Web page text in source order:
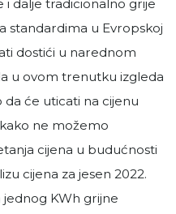
i dalje tradicionalno grije
standardima u Evropskoj
dostići u narednom
u ovom trenutku izgleda
da će uticati na cijenu
ne možemo
cijena u budućnosti
cijena za jesen 2022.
KWh grijne